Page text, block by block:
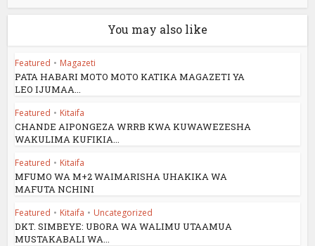
You may also like
Featured • Magazeti
PATA HABARI MOTO MOTO KATIKA MAGAZETI YA
LEO IJUMAA...
Featured • Kitaifa
CHANDE AIPONGEZA WRRB KWA KUWAWEZESHA
WAKULIMA KUFIKIA...
Featured • Kitaifa
MFUMO WA M+2 WAIMARISHA UHAKIKA WA
MAFUTA NCHINI
Featured • Kitaifa • Uncategorized
DKT. SIMBEYE: UBORA WA WALIMU UTAAMUA
MUSTAKABALI WA...